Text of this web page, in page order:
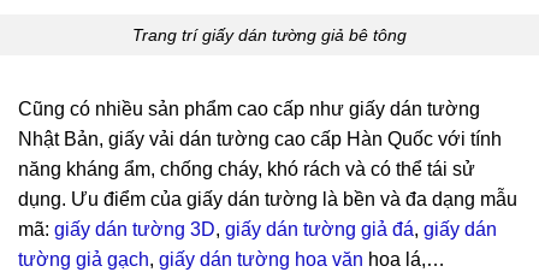
Trang trí giấy dán tường giả bê tông
Cũng có nhiều sản phẩm cao cấp như giấy dán tường
Nhật Bản, giấy vải dán tường cao cấp Hàn Quốc với tính
năng kháng ẩm, chống cháy, khó rách và có thể tái sử
dụng. Ưu điểm của giấy dán tường là bền và đa dạng mẫu
mã: giấy dán tường 3D, giấy dán tường giả đá, giấy dán
tường giả gạch, giấy dán tường hoa văn hoa lá,…